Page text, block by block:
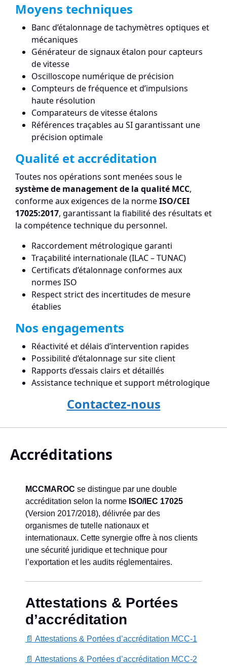
Moyens techniques
Banc d’étalonnage de tachymètres optiques et
mécaniques
Générateur de signaux étalon pour capteurs
de vitesse
Oscilloscope numérique de précision
Compteurs de fréquence et d’impulsions
haute résolution
Comparateurs de vitesse étalons
Références traçables au SI garantissant une
précision optimale
Qualité et accréditation
Toutes nos opérations sont menées sous le
système de management de la qualité MCC,
conforme aux exigences de la normeISO/CEI
17025:2017, garantissant la fiabilité des résultats et
la compétence technique du personnel.
Raccordement métrologique garanti
Traçabilité internationale (ILAC – TUNAC)
Certificats d’étalonnage conformes aux
normes ISO
Respect strict des incertitudes de mesure
établies
Nos engagements
Réactivité et délais d’intervention rapides
Possibilité d’étalonnage sur site client
Rapports d’essais clairs et détaillés
Assistance technique et support métrologique
Contactez-nous
Accréditations
MCCMAROC se distingue par une double
accréditation selon la norme ISO/IEC 17025
(Version 2017/2018), délivrée par des
organismes de tutelle nationaux et
internationaux. Cette synergie offre à nos clients
une sécurité juridique et technique pour
l’exportation et les audits réglementaires.
Attestations & Portées
d’accréditation
📄 Attestations & Portées d’accréditation MCC-1
📄 Attestations & Portées d’accréditation MCC-2